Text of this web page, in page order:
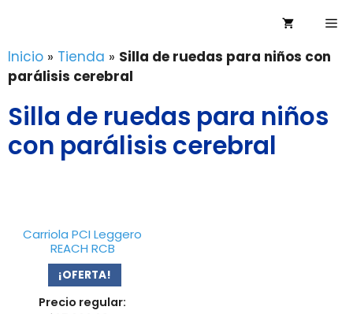
contenido
Inicio » Tienda » Silla de ruedas para niños con
parálisis cerebral
Silla de ruedas para niños
con parálisis cerebral
Carriola PCI Leggero
REACH RCB
¡OFERTA!
Precio regular: